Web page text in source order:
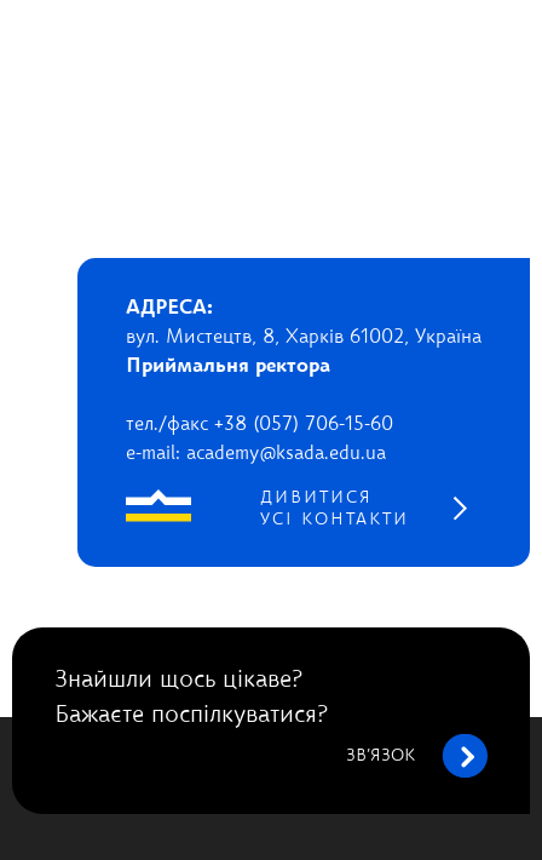
АДРЕСА:
вул. Мистецтв, 8, Харків 61002, Україна
Приймальня ректора
тел./факс +38 (057) 706-15-60
e-mail: academy@ksada.edu.ua
ДИВИТИСЯ
УСІ КОНТАКТИ
Знайшли щось цікаве?
Бажаєте поспілкуватися?
ЗВ’ЯЗОК